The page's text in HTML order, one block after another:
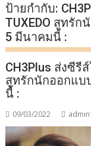
ป้ายกำกับ:
TUXEDO สูทรั
5 มีนาคมนี้ :
CH3Plus ส่งซีรี
สูทรักนักออกแบ
นี้ :
09/03/2022